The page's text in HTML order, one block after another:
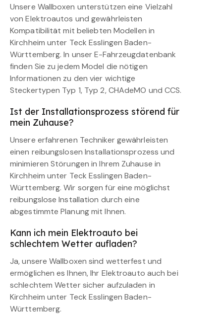
Unsere Wallboxen unterstützen eine Vielzahl
von Elektroautos und gewährleisten
Kompatibilität mit beliebten Modellen in
Kirchheim unter Teck Esslingen Baden-
Württemberg. In unser E-Fahrzeugdatenbank
finden Sie zu jedem Model die nötigen
Informationen zu den vier wichtige
Steckertypen Typ 1, Typ 2, CHAdeMO und CCS.
Ist der Installationsprozess störend für
mein Zuhause?
Unsere erfahrenen Techniker gewährleisten
einen reibungslosen Installationsprozess und
minimieren Störungen in Ihrem Zuhause in
Kirchheim unter Teck Esslingen Baden-
Württemberg. Wir sorgen für eine möglichst
reibungslose Installation durch eine
abgestimmte Planung mit Ihnen.
Kann ich mein Elektroauto bei
schlechtem Wetter aufladen?
Ja, unsere Wallboxen sind wetterfest und
ermöglichen es Ihnen, Ihr Elektroauto auch bei
schlechtem Wetter sicher aufzuladen in
Kirchheim unter Teck Esslingen Baden-
Württemberg.